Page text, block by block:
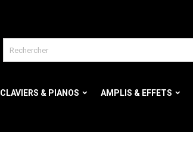
CLAVIERS & PIANOS AMPLIS & EFFETS